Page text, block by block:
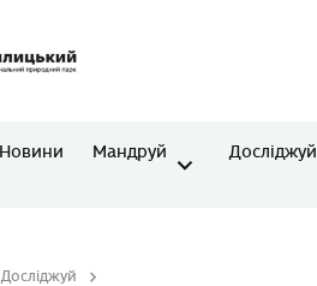
Новини Мандруй Досліджуй
Досліджуй